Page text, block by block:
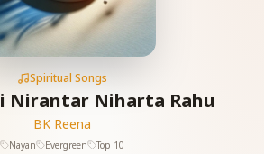
Spiritual Songs
Nirantar Niharta Rahu
BK Reena
Nayan Evergreen
Top 10